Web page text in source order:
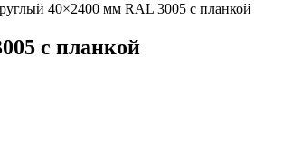
40×2400 мм RAL 3005 с планкой
с планкой